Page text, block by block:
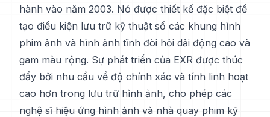
hành vào năm 2003. Nó được thiết kế đặc biệt để
tạo điều kiện lưu trữ kỹ thuật số các khung hình
phim ảnh và hình ảnh tĩnh đòi hỏi dải động cao và
gam màu rộng. Sự phát triển của EXR được thúc
đẩy bởi nhu cầu về độ chính xác và tính linh hoạt
cao hơn trong lưu trữ hình ảnh, cho phép các
nghệ sĩ hiệu ứng hình ảnh và nhà quay phim kỹ